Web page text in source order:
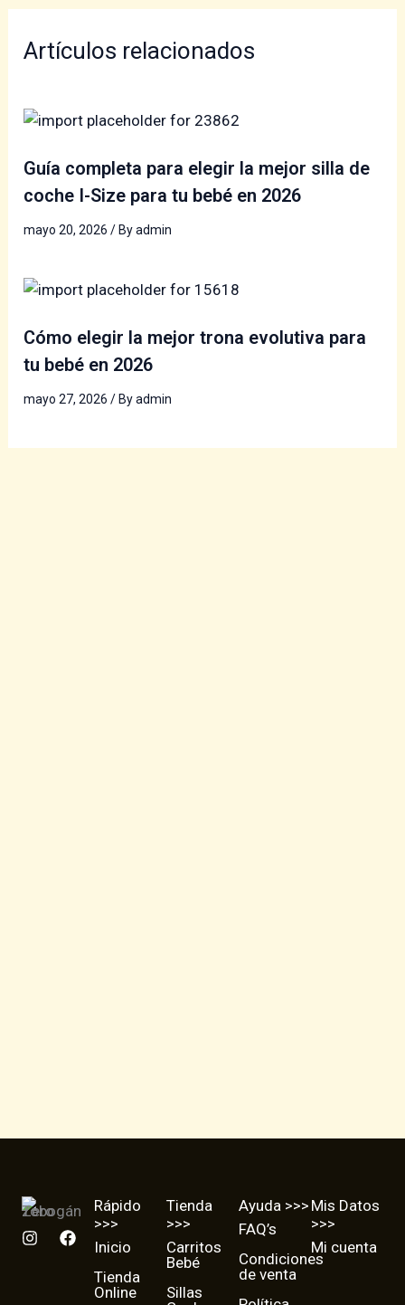
Artículos relacionados
Guía completa para elegir la mejor silla de
coche I-Size para tu bebé en 2026
mayo 20, 2026/ Byadmin
Cómo elegir la mejor trona evolutiva para
tu bebé en 2026
mayo 27, 2026/ Byadmin
I
F
a
Rápido
>>>
Inicio
Tienda
Online
Tienda
>>>
Carritos
Bebé
Sillas
Ayuda >>>
FAQ’s
Condiciones
de venta
Mis Datos
>>>
Mi cuenta